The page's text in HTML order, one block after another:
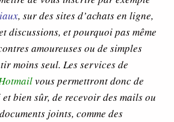
, sur des sites d’achats en ligne,
discussions, et pourquoi pas même
amoureuses ou de simples
moins seul. Les services de
vous permettront donc de
bien sûr, de recevoir des mails ou
joints, comme des